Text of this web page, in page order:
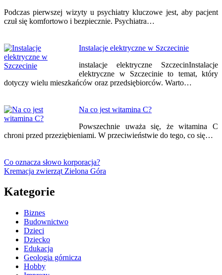
Podczas pierwszej wizyty u psychiatry kluczowe jest, aby pacjent
czuł się komfortowo i bezpiecznie. Psychiatra…
Instalacje elektryczne w Szczecinie
instalacje elektryczne SzczecinInstalacje
elektryczne w Szczecinie to temat, który
dotyczy wielu mieszkańców oraz przedsiębiorców. Warto…
Na co jest witamina C?
Powszechnie uważa się, że witamina C
chroni przed przeziębieniami. W przeciwieństwie do tego, co się…
Co oznacza słowo korporacja?
Kremacja zwierząt Zielona Góra
Kategorie
Biznes
Budownictwo
Dzieci
Dziecko
Edukacja
Geologia górnicza
Hobby